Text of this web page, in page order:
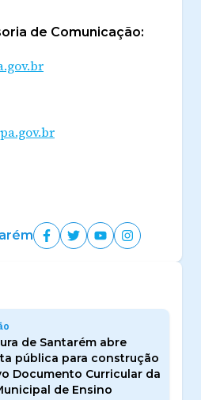
de Comunicação:
de Santarém abre
pública para construção
Documento Curricular da
de Ensino